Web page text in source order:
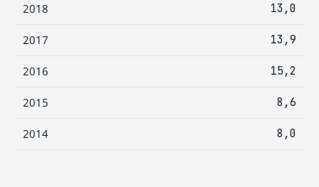
2018 13,0
2017 13,9
2016 15,2
2015 8,6
2014 8,0